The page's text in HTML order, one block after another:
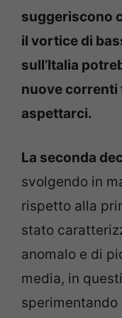
suggeriscono
il vortice di
sull’Italia
nuove correnti
aspettarci.
La seconda
svolgendo in
rispetto alla
stato
anomalo e di
media, in
sperimentando